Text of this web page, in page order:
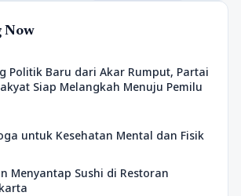
Now
Politik Baru dari Akar Rumput, Partai
Siap Melangkah Menuju Pemilu
untuk Kesehatan Mental dan Fisik
Menyantap Sushi di Restoran